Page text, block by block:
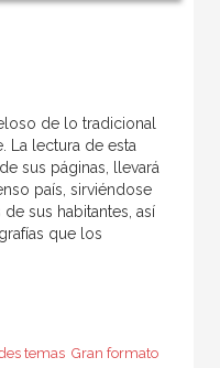
de lo tradicional
La lectura de esta
sus páginas, llevará
país, sirviéndose
sus habitantes, así
que los
temas  Gran formato